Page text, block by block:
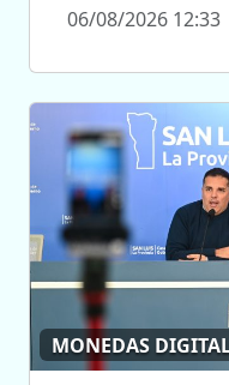
06/08/2026 12:33
MONEDAS